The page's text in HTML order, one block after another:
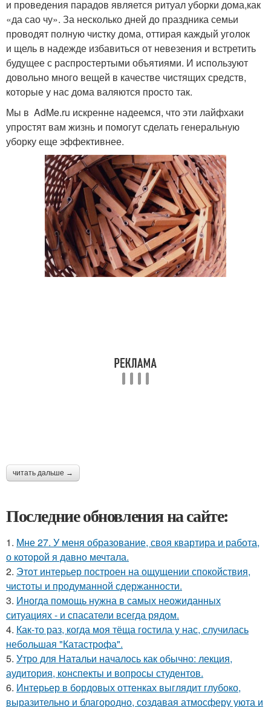
и проведения парадов является ритуал уборки дома,как
«да сао чу». За несколько дней до праздника семьи
проводят полную чистку дома, оттирая каждый уголок
и щель в надежде избавиться от невезения и встретить
будущее с распростертыми объятиями. И используют
довольно много вещей в качестве чистящих средств,
которые у нас дома валяются просто так.
Мы в AdMe.ru искренне надеемся, что эти лайфхаки
упростят вам жизнь и помогут сделать генеральную
уборку еще эффективнее.
читать дальше →
Последние обновления на сайте:
1. Мне 27. У меня образование, своя квартира и работа,
о которой я давно мечтала.
2. Этот интерьер построен на ощущении спокойствия,
чистоты и продуманной сдержанности.
3. Иногда помощь нужна в самых неожиданных
ситуациях - и спасатели всегда рядом.
4. Как-то раз, когда моя тёща гостила у нас, случилась
небольшая "Катастрофа".
5. Утро для Натальи началось как обычно: лекция,
аудитория, конспекты и вопросы студентов.
6. Интерьер в бордовых оттенках выглядит глубоко,
выразительно и благородно, создавая атмосферу уюта и